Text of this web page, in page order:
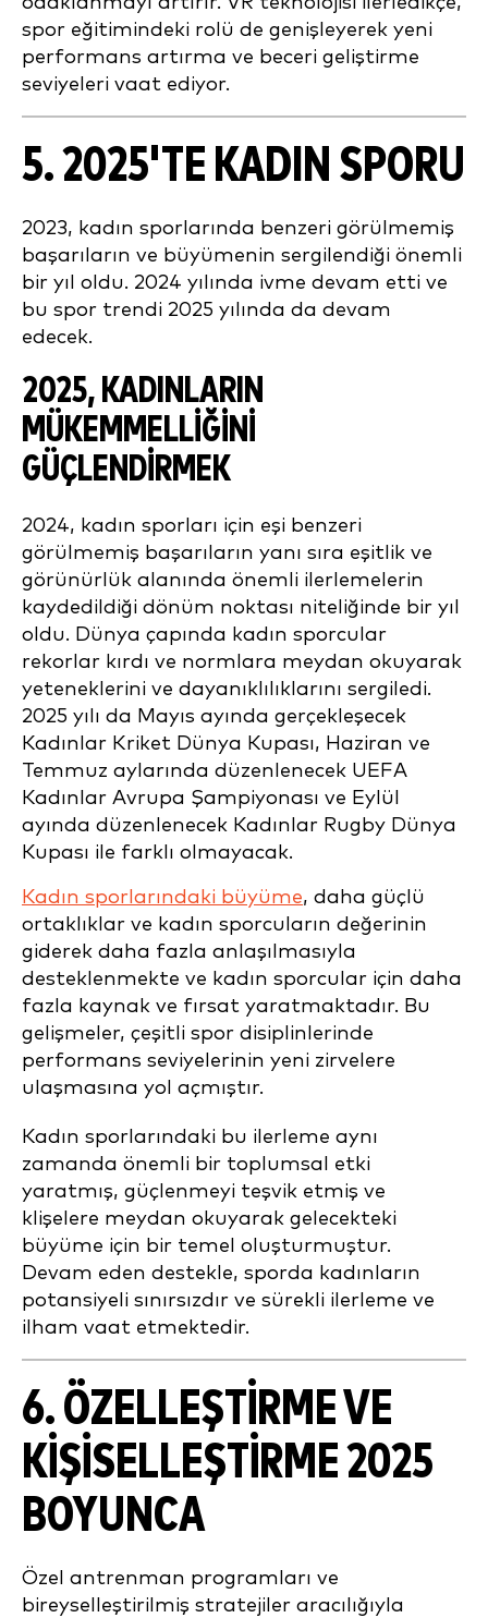
spor eğitimindeki rolü de genişleyerek yeni
performans artırma ve beceri geliştirme
seviyeleri vaat ediyor.
5. 2025'TE KADIN SPORU
2023, kadın sporlarında benzeri görülmemiş
başarıların ve büyümenin sergilendiği önemli
bir yıl oldu. 2024 yılında ivme devam etti ve
bu spor trendi 2025 yılında da devam
edecek.
2025, KADINLARIN
MÜKEMMELLIĞINI
GÜÇLENDIRMEK
2024, kadın sporları için eşi benzeri
görülmemiş başarıların yanı sıra eşitlik ve
görünürlük alanında önemli ilerlemelerin
kaydedildiği dönüm noktası niteliğinde bir yıl
oldu. Dünya çapında kadın sporcular
rekorlar kırdı ve normlara meydan okuyarak
yeteneklerini ve dayanıklılıklarını sergiledi.
2025 yılı da Mayıs ayında gerçekleşecek
Kadınlar Kriket Dünya Kupası, Haziran ve
Temmuz aylarında düzenlenecek UEFA
Kadınlar Avrupa Şampiyonası ve Eylül
ayında düzenlenecek Kadınlar Rugby Dünya
Kupası ile farklı olmayacak.
Kadın sporlarındaki büyüme, daha güçlü
ortaklıklar ve kadın sporcuların değerinin
giderek daha fazla anlaşılmasıyla
desteklenmekte ve kadın sporcular için daha
fazla kaynak ve fırsat yaratmaktadır. Bu
gelişmeler, çeşitli spor disiplinlerinde
performans seviyelerinin yeni zirvelere
ulaşmasına yol açmıştır.
Kadın sporlarındaki bu ilerleme aynı
zamanda önemli bir toplumsal etki
yaratmış, güçlenmeyi teşvik etmiş ve
klişelere meydan okuyarak gelecekteki
büyüme için bir temel oluşturmuştur.
Devam eden destekle, sporda kadınların
potansiyeli sınırsızdır ve sürekli ilerleme ve
ilham vaat etmektedir.
6. ÖZELLEŞTIRME VE
KIŞISELLEŞTIRME2025
BOYUNCA
Özel antrenman programları ve
bireyselleştirilmiş stratejiler aracılığıyla